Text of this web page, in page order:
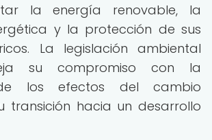
la energía renovable, la
y la protección de sus
La legislación ambiental
su compromiso con la
los efectos del cambio
transición hacia un desarrollo